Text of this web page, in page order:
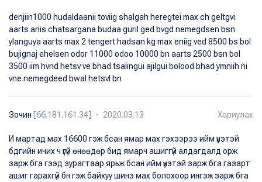
denjiin1000 hudaldaanii toviig shalgah heregtei max ch geltgvi
aarts anis chatsargana budaa guril ged bvgd nemegdsen bsn
ylanguya aarts max 2 tengert hadsan kg max eniig ved 8500 bs bol
bujignaj ehelsen odor 11000 odoo 10000 bn aarts 2500 bsn bol
3500 iim hvnd hetsv ve bhad tsalingui ajilgui bolood bhad ymniih ni
vne nemegdeed bwal hetsvl bn
Зочин [66.181.161.34] ・ 2020.03.13 Хариулах
И мартад мах 16600 гэж бсан ямар мах гэхээрээ ийм үнэтэй
бдгийн ичих ч үгүй өнөөдөр бид ямарч ашиггүй алдагдалд орж
зарж бга гээд зурагтаар ярьж бсан ийм үнэтэй зарж бга газарт
ашиг гарахгүй бн гэж байхуу шинэ мах болохоор ингэж зарж бга